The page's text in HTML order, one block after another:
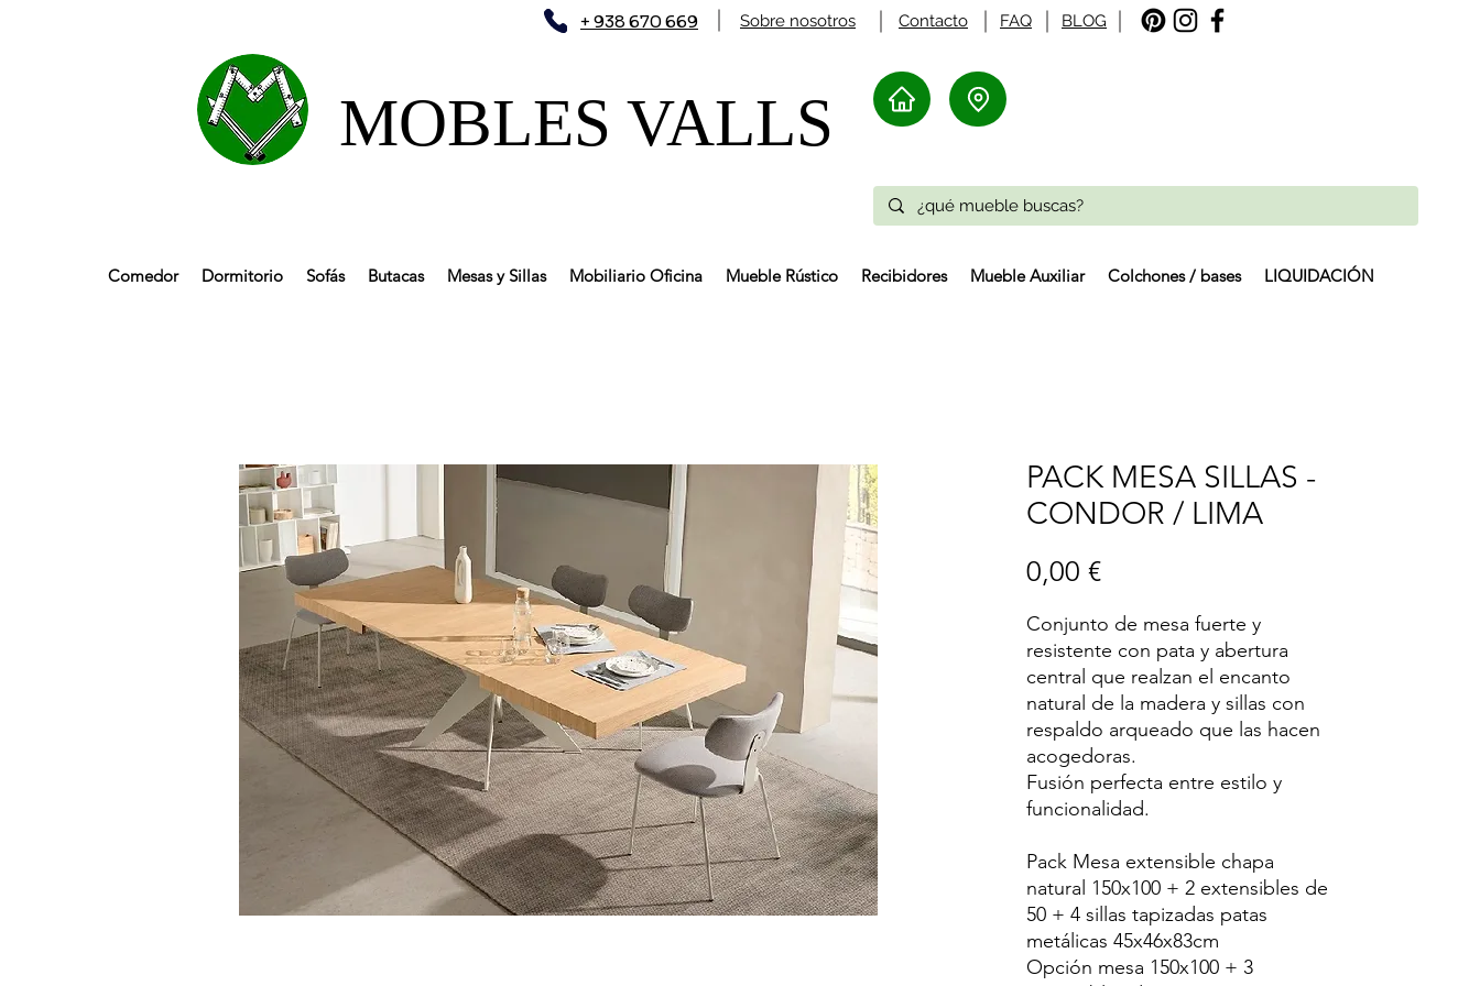
Sobre nosotros FAQ
+ 938 670 669 Contacto BLOG
MOBLES VALLS​
Comedor Dormitorio Sofás Butacas Mesas y Sillas Mobiliario Oficina Mueble Rústico Recibidores Mueble Auxiliar Colchones / bases LIQUIDACIÓN
PACK MESA SILLAS -
CONDOR / LIMA
0,00 €Precio
Conjunto de mesa fuerte y
resistente con pata y abertura
central que realzan el encanto
natural de la madera y sillas con
respaldo arqueado que las hacen
acogedoras.
Fusión perfecta entre estilo y
funcionalidad.
Pack Mesa extensible chapa
natural 150x100 + 2 extensibles de
50 + 4 sillas tapizadas patas
metálicas 45x46x83cm
Opción mesa 150x100 + 3